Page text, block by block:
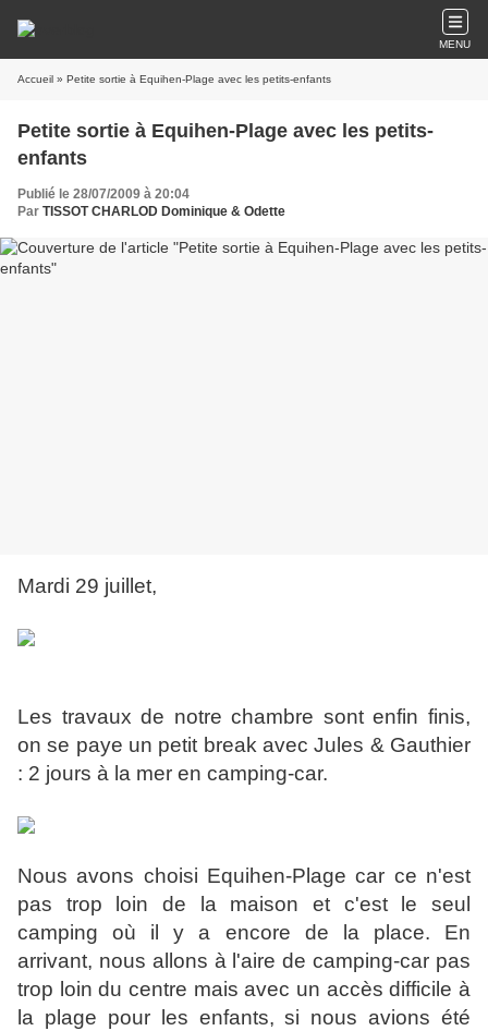
MENU
Accueil » Petite sortie à Equihen-Plage avec les petits-enfants
Petite sortie à Equihen-Plage avec les petits-
enfants
Publié le 28/07/2009 à 20:04
Par TISSOT CHARLOD Dominique & Odette
Mardi 29 juillet,
Les travaux de notre chambre sont enfin finis,
on se paye un petit break avec Jules & Gauthier
: 2 jours à la mer en camping-car.
Nous avons choisi Equihen-Plage car ce n'est
pas trop loin de la maison et c'est le seul
camping où il y a encore de la place. En
arrivant, nous allons à l'aire de camping-car pas
trop loin du centre mais avec un accès difficile à
la plage pour les enfants, si nous avions été